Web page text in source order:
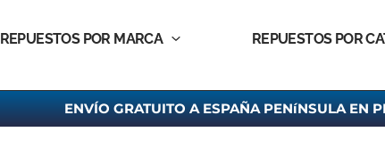
REPUESTOS POR MARCA REPUESTOS POR
ENVÍO GRATUITO A ESPAÑA PENíNSULA EN